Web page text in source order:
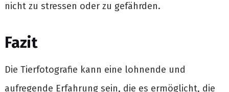
nicht zu stressen oder zu gefährden.
Fazit
Die Tierfotografie kann eine lohnende und
aufregende Erfahrung sein, die es ermöglicht, die